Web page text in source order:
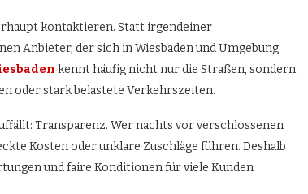
kontaktieren. Statt irgendeiner
Anbieter, der sich in Wiesbaden und Umgebung
kennt häufig nicht nur die Straßen, sondern
oder stark belastete Verkehrszeiten.
Transparenz. Wer nachts vor verschlossenen
Kosten oder unklare Zuschläge führen. Deshalb
und faire Konditionen für viele Kunden